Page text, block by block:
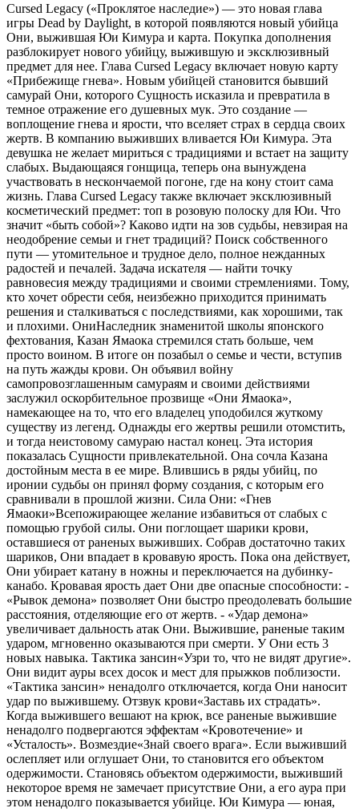
Cursed Legacy («Проклятое наследие») — это новая глава
игры Dead by Daylight, в которой появляются новый убийца
Они, выжившая Юи Кимура и карта. Покупка дополнения
разблокирует нового убийцу, выжившую и эксклюзивный
предмет для нее. Глава Cursed Legacy включает новую карту
«Прибежище гнева». Новым убийцей становится бывший
самурай Они, которого Сущность исказила и превратила в
темное отражение его душевных мук. Это создание —
воплощение гнева и ярости, что вселяет страх в сердца своих
жертв. В компанию выживших вливается Юи Кимура. Эта
девушка не желает мириться с традициями и встает на защиту
слабых. Выдающаяся гонщица, теперь она вынуждена
участвовать в нескончаемой погоне, где на кону стоит сама
жизнь. Глава Cursed Legacy также включает эксклюзивный
косметический предмет: топ в розовую полоску для Юи. Что
значит «быть собой»? Каково идти на зов судьбы, невзирая на
неодобрение семьи и гнет традиций? Поиск собственного
пути — утомительное и трудное дело, полное нежданных
радостей и печалей. Задача искателя — найти точку
равновесия между традициями и своими стремлениями. Тому,
кто хочет обрести себя, неизбежно приходится принимать
решения и сталкиваться с последствиями, как хорошими, так
и плохими. ОниНаследник знаменитой школы японского
фехтования, Казан Ямаока стремился стать больше, чем
просто воином. В итоге он позабыл о семье и чести, вступив
на путь жажды крови. Он объявил войну
самопровозглашенным самураям и своими действиями
заслужил оскорбительное прозвище «Они Ямаока»,
намекающее на то, что его владелец уподобился жуткому
существу из легенд. Однажды его жертвы решили отомстить,
и тогда неистовому самураю настал конец. Эта история
показалась Сущности привлекательной. Она сочла Казана
достойным места в ее мире. Влившись в ряды убийц, по
иронии судьбы он принял форму создания, с которым его
сравнивали в прошлой жизни. Сила Они: «Гнев
Ямаоки»Всепожирающее желание избавиться от слабых с
помощью грубой силы. Они поглощает шарики крови,
оставшиеся от раненых выживших. Собрав достаточно таких
шариков, Они впадает в кровавую ярость. Пока она действует,
Они убирает катану в ножны и переключается на дубинку-
канабо. Кровавая ярость дает Они две опасные способности: -
«Рывок демона» позволяет Они быстро преодолевать большие
расстояния, отделяющие его от жертв. - «Удар демона»
увеличивает дальность атак Они. Выжившие, раненые таким
ударом, мгновенно оказываются при смерти. У Они есть 3
новых навыка. Тактика зансин«Узри то, что не видят другие».
Они видит ауры всех досок и мест для прыжков поблизости.
«Тактика зансин» ненадолго отключается, когда Они наносит
удар по выжившему. Отзвук крови«Заставь их страдать».
Когда выжившего вешают на крюк, все раненые выжившие
ненадолго подвергаются эффектам «Кровотечение» и
«Усталость». Возмездие«Знай своего врага». Если выживший
ослепляет или оглушает Они, то становится его объектом
одержимости. Становясь объектом одержимости, выживший
некоторое время не замечает присутствие Они, а его аура при
этом ненадолго показывается убийце. Юи Кимура — юная,